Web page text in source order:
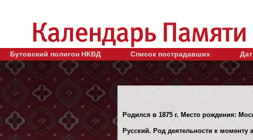
Бутовский полигон НКВД Список пострадавших
Родился в 1875 г. Место рождения:
Русский. Род деятельности к